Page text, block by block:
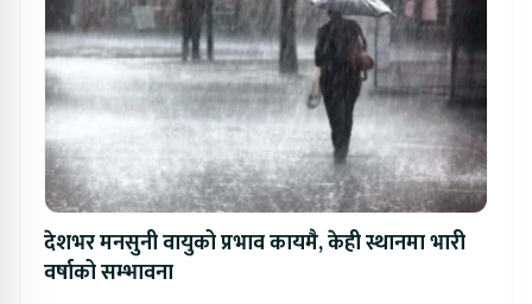
देशभर मनसुनी वायुको प्रभाव कायमै, केही स्थानमा भारी
वर्षाको सम्भावना